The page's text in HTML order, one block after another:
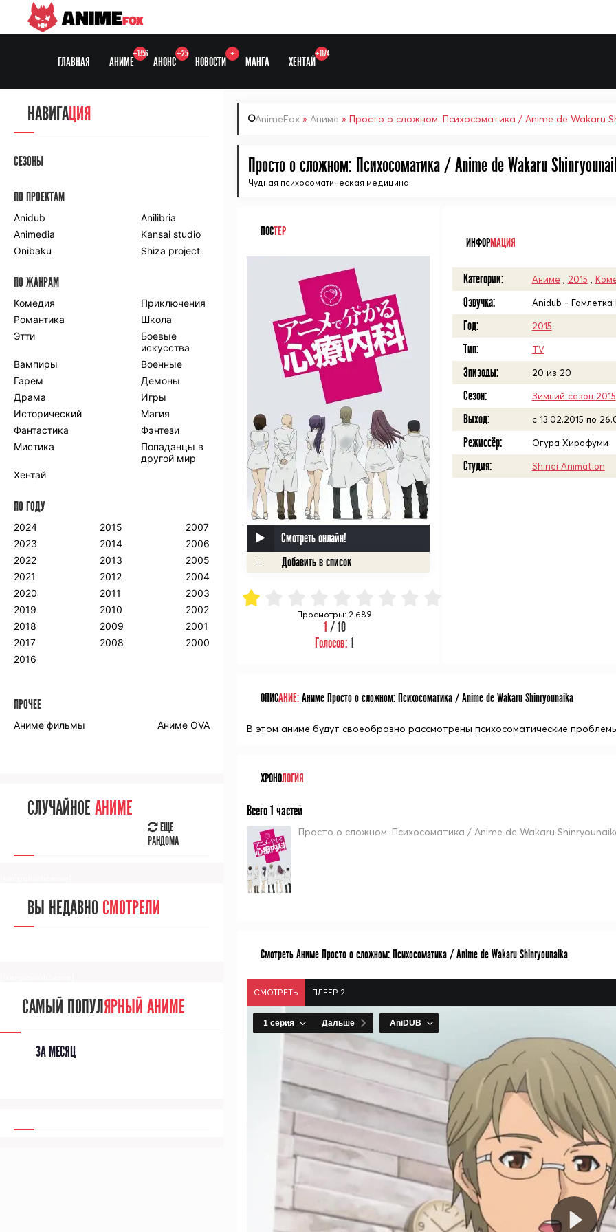
Выберите одну категорию
ANIMEFOX
ГЛАВНАЯ АНИМЕ
+1356
АНОНС
+25
НОВОСТИ
+
МАНГА ХЕНТАЙ
+1174
AnimeFox » Аниме » Просто о сложном: Психосоматика / Anime de Wakaru
Просто о сложном: Психосоматика / Anime de Wakaru
Чудная психосоматическая медицина
ПОСТЕР
Смотреть онлайн!
Просмотры: 2 689
1 / 10
Голосов:1
ИНФОРМАЦИЯ
Категории: Аниме 2015
Озвучка: Anidub -
Год: 2015
Тип: TV
Эпизоды: 20 из 20
Сезон: Зимний сезон 2015
Выход: c 13.02.2015 по
Режиссёр: Огура Хирофуми
Студия: Shinei Animation
ОПИСАНИЕ:Аниме Просто о сложном: Психосоматика / Anime de Wakaru Shinryounaika
В этом аниме будут своеобразно рассмотрены психосоматические
ХРОНОЛОГИЯ
Всего 1 частей
Просто о сложном: Психосоматика / Anime de Wakaru
Смотреть Аниме Просто о сложном: Психосоматика / Anime de Wakaru Shinryounaika
СМОТРЕТЬ ПЛЕЕР 2
НАВИГАЦИЯ
СЕЗОНЫ
ПО ПРОЕКТАМ
Anidub
Anilibria
Animedia
Kansai studio
Onibaku
Shiza project
ПО ЖАНРАМ
Комедия
Приключения
Романтика
Школа
Этти
Боевые
искусства
Вампиры
Военные
Гарем
Демоны
Драма
Игры
Исторический
Магия
Фантастика
Фэнтези
Мистика
Попаданцы в
другой мир
Хентай
ПО ГОДУ
2024
2023
2022
2021
2020
2019
2018
2017
2016
2015
2014
2013
2012
2011
2010
2009
2008
2007
2006
2005
2004
2003
2002
2001
2000
ПРОЧЕЕ
Аниме фильмы Аниме OVA
СЛУЧАЙНОЕ АНИМЕ
ЕЩЕ
РАНДОМА
ВЫ НЕДАВНО СМОТРЕЛИ
САМЫЙ ПОПУЛЯРНЫЙ АНИМЕ
ЗА МЕСЯЦ